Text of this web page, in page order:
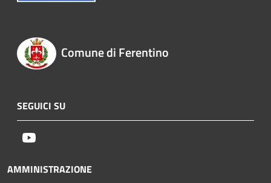
Comune di Ferentino
SEGUICI SU
AMMINISTRAZIONE